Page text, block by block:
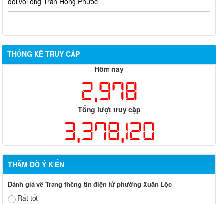
THỐNG KÊ TRUY CẬP
Hôm nay
2,978
Tổng lượt truy cập
3,378,120
THĂM DÒ Ý KIẾN
Đánh giá về Trang thông tin điện tử phường Xuân Lộc
Rất tốt